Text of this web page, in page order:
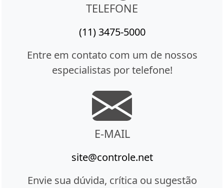
TELEFONE
(11) 3475-5000
Entre em contato com um de nossos
especialistas por telefone!
E-MAIL
site@controle.net
Envie sua dúvida, crítica ou sugestão